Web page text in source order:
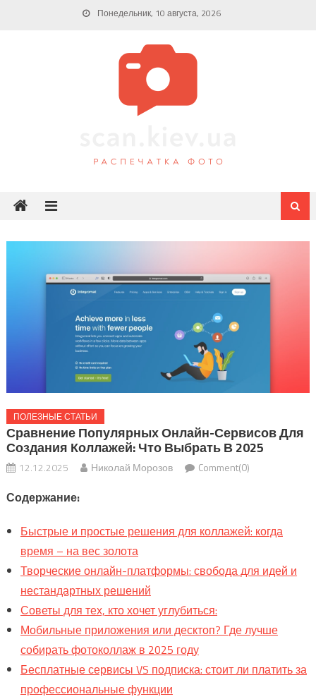
Понедельник, 10 августа, 2026
ПОЛЕЗНЫЕ СТАТЬИ
Сравнение Популярных Онлайн-Сервисов Для
Создания Коллажей: Что Выбрать В 2025
12.12.2025 Николай Морозов Comment(0)
Содержание:
Быстрые и простые решения для коллажей: когда
время – на вес золота
Творческие онлайн-платформы: свобода для идей и
нестандартных решений
Советы для тех, кто хочет углубиться:
Мобильные приложения или десктоп? Где лучше
собирать фотоколлаж в 2025 году
Бесплатные сервисы VS подписка: стоит ли платить за
профессиональные функции